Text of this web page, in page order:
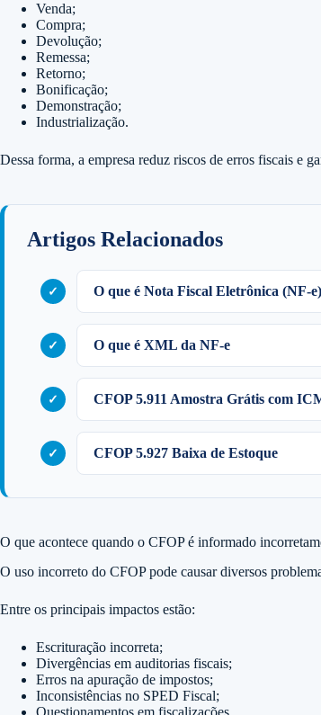
Venda;
Compra;
Devolução;
Remessa;
Retorno;
Bonificação;
Demonstração;
Industrialização.
Dessa forma, a empresa reduz riscos de erros fiscais e
Artigos Relacionados
O que é Nota Fiscal Eletrônica (NF-e)
O que é XML da NF-e
CFOP 5.911 Amostra Grátis com
CFOP 5.927 Baixa de Estoque
O que acontece quando o CFOP é informado
O uso incorreto do CFOP pode causar diversos
Entre os principais impactos estão:
Escrituração incorreta;
Divergências em auditorias fiscais;
Erros na apuração de impostos;
Inconsistências no SPED Fiscal;